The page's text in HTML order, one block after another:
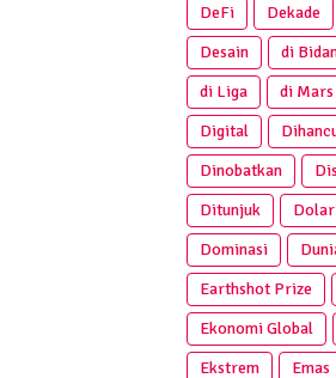
DeFi
Dekade
Desain
di
di Liga
di Mars
Digital
Dinobatkan
Ditunjuk
Dolar
Dominasi
Earthshot Prize
Ekonomi Global
Ekstrem
Emas